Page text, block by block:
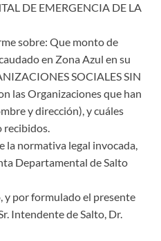
DE EMERGENCIA DE LA
sobre: Que monto de
en Zona Azul en su
SOCIALES SIN
las Organizaciones que han
y dirección), y cuáles
recibidos.
la normativa legal invocada,
Departamental de Salto
y por formulado el presente
Intendente de Salto, Dr.